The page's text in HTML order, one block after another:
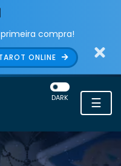
compra!
ONLINE
☰
DARK